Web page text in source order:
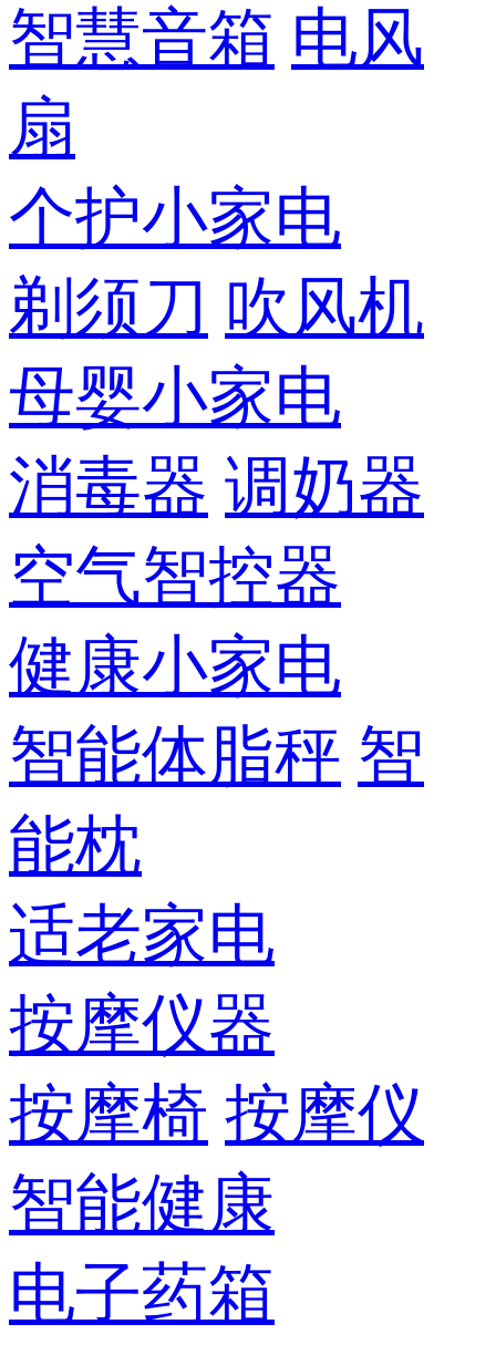
智慧音箱 电风
扇
个护小家电
剃须刀 吹风机
母婴小家电
消毒器 调奶器
空气智控器
健康小家电
智能体脂秤 智
能枕
适老家电
按摩仪器
按摩椅 按摩仪
智能健康
电子药箱